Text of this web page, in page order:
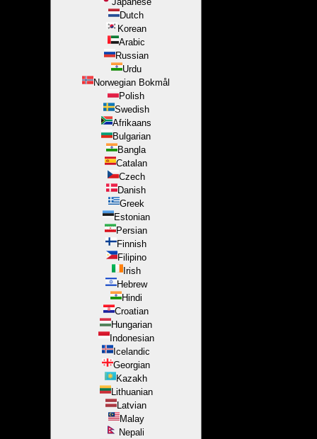
Dutch
Korean
Arabic
Russian
Urdu
Norwegian Bokmål
Polish
Swedish
Afrikaans
Bulgarian
Bangla
Catalan
Czech
Danish
Greek
Estonian
Persian
Finnish
Filipino
Irish
Hebrew
Hindi
Croatian
Hungarian
Indonesian
Icelandic
Georgian
Kazakh
Lithuanian
Latvian
Malay
Nepali